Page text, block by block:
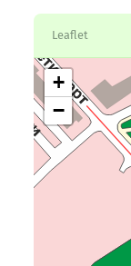
Leaflet
+
−